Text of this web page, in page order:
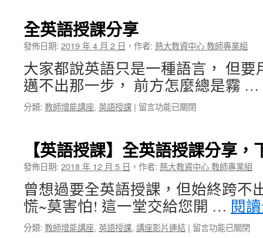
享
座
談
活
動〉
課
我
不
怕，
讓
我
肩
逗
陣
行〉
中
全英語授課分享
發佈日期: 2019 年 4 月 2 日 ， 作者: 慈大教資中心 教師專業組
大家都說英語只是一種語言， 但
邁不出那一步， 前方怎麼總是霧 …
分類: 教師增能講座, 英語授課 | 在
語
授
課
享〉
中
留言功能已關閉
【英語授課】全英語授課分享
發佈日期: 2018 年 12 月 5 日 ， 作者: 慈大教資中心 教師專業組
曾想過要全英語授課，但始終跨不
慌~莫害怕! 這一堂交給您開 … 閱
分類: 教師增能講座, 英語授課, 講座影片連結 | 在
留言功能已關閉